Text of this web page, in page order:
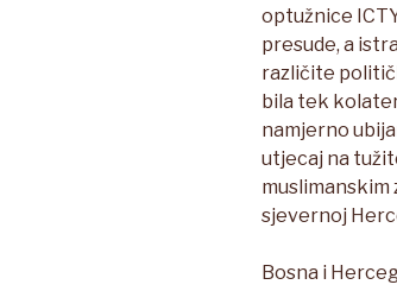
optužnice
presude, a
različite
bila tek
namjerno
utjecaj na
sjevernoj
Bosna i